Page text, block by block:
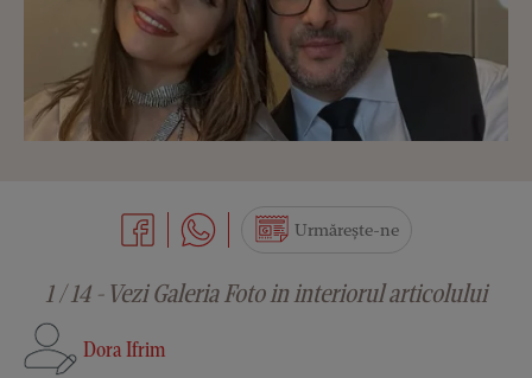
Dora Ifrim
Urmărește-ne
1 / 14 - Vezi Galeria Foto in interiorul articolului